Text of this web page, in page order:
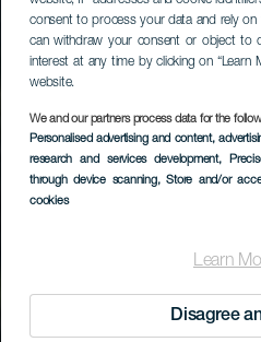
consent to process your data and rely on
can withdraw your consent or object to
interest at any time by clicking on “Learn
website.
We and our partners process data for the
Personalised advertising and content,
research and services development,
through device scanning, Store and/or
cookies
Learn
Disagree